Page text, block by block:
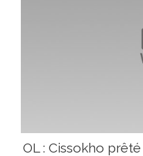
OL : Cissokho prêté